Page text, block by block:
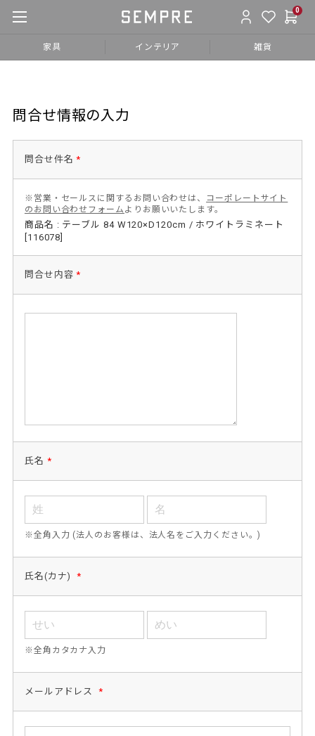
0
家具 インテリア 雑貨
問合せ情報の入力
問合せ件名 *
※営業・セールスに関するお問い合わせは、 コーポレートサイト
のお問い合わせフォーム よりお願いいたします。
商品名 : テーブル 84 W120×D120cm / ホワイトラミネート
[116078]
問合せ内容 *
氏名 *
※全角入力 (法人のお客様は、法人名をご入力ください。)
氏名(カナ) *
※全角カタカナ入力
メールアドレス *